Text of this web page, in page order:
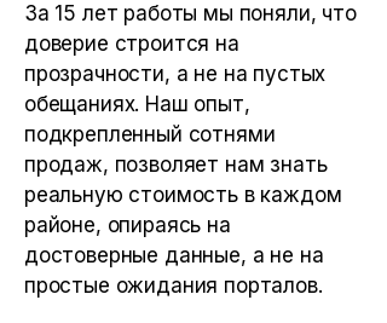
За 15 лет работы мы поняли, что
доверие строится на
прозрачности, а не на пустых
обещаниях. Наш опыт,
подкрепленный сотнями
продаж, позволяет нам знать
реальную стоимость в каждом
районе, опираясь на
достоверные данные, а не на
простые ожидания порталов.